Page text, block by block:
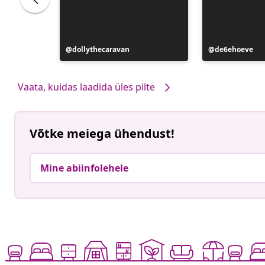
Postitus
avaldatud
dollythecaravan
Postitus
avaldatud
de6ehoeve
Vaata, kuidas laadida üles pilte
Võtke meiega ühendust!
Mine abiinfolehele